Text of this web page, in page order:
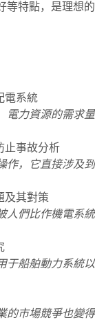
等特點，是理想的
電系統
電力資源的需求量
止事故分析
作，它直接涉及到
及其對策
人們比作機電系統
于船舶動力系統以
的市場競爭也變得